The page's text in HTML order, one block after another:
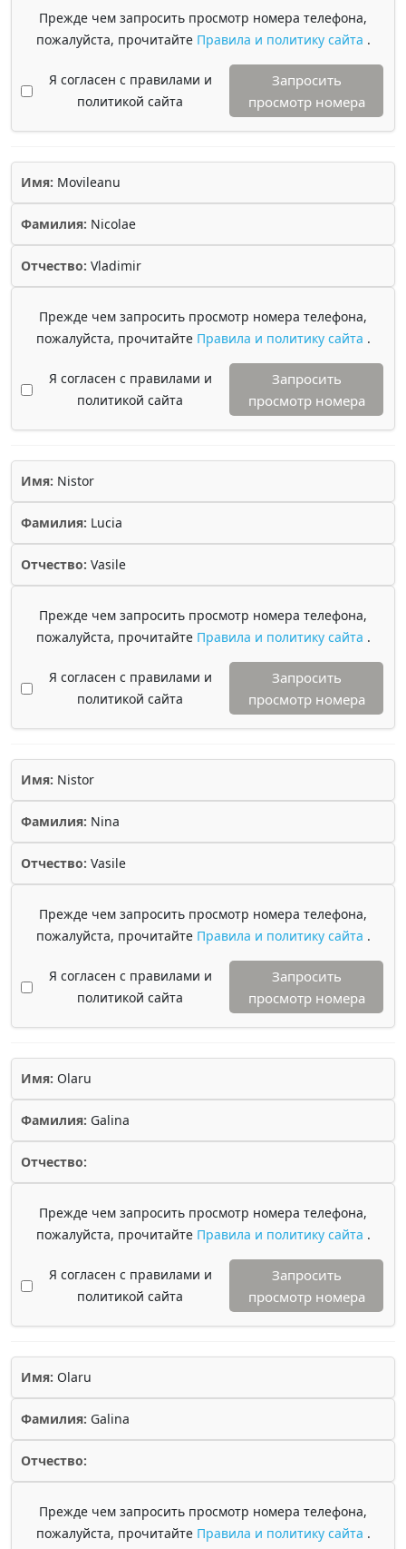
Прежде чем запросить просмотр номера телефона,
пожалуйста, прочитайте Правила и политику сайта .
Я согласен с правилами и
политикой сайта
Запросить
просмотр номера
Имя: Movileanu
Фамилия: Nicolae
Отчество: Vladimir
Прежде чем запросить просмотр номера телефона,
пожалуйста, прочитайте Правила и политику сайта .
Я согласен с правилами и
политикой сайта
Запросить
просмотр номера
Имя: Nistor
Фамилия: Lucia
Отчество: Vasile
Прежде чем запросить просмотр номера телефона,
пожалуйста, прочитайте Правила и политику сайта .
Я согласен с правилами и
политикой сайта
Запросить
просмотр номера
Имя: Nistor
Фамилия: Nina
Отчество: Vasile
Прежде чем запросить просмотр номера телефона,
пожалуйста, прочитайте Правила и политику сайта .
Я согласен с правилами и
политикой сайта
Запросить
просмотр номера
Имя: Olaru
Фамилия: Galina
Отчество:
Прежде чем запросить просмотр номера телефона,
пожалуйста, прочитайте Правила и политику сайта .
Я согласен с правилами и
политикой сайта
Запросить
просмотр номера
Имя: Olaru
Фамилия: Galina
Отчество:
Прежде чем запросить просмотр номера телефона,
пожалуйста, прочитайте Правила и политику сайта .